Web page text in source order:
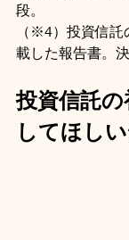
段。
（※4）投資信
載した報告書。
投資信託
してほし